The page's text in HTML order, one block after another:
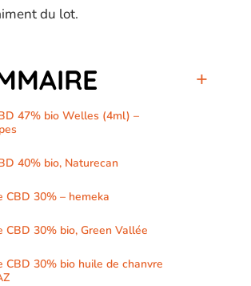
du lot.
47% bio Welles (4ml) –
40% bio, Naturecan
CBD 30% – hemeka
CBD 30% bio, Green Vallée
CBD 30% bio huile de chanvre